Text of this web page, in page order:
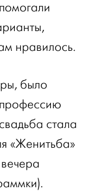
нравилось.
было
стала
«Женитьба»